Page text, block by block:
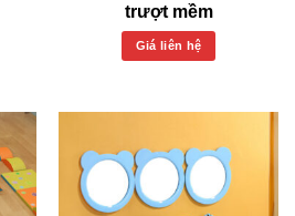
trượt mềm
Giá liên hệ